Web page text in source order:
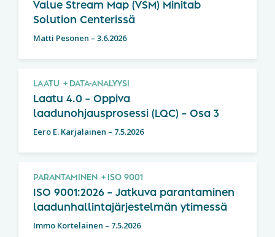
Value Stream Map (VSM) Minitab
Solution Centerissä
Matti Pesonen – 3.6.2026
LAATU DATA-ANALYYSI
Laatu 4.0 – Oppiva
laadunohjausprosessi (LQC) – Osa 3
Eero E. Karjalainen – 7.5.2026
PARANTAMINEN ISO 9001
ISO 9001:2026 – Jatkuva parantaminen
laadunhallintajärjestelmän ytimessä
Immo Kortelainen – 7.5.2026